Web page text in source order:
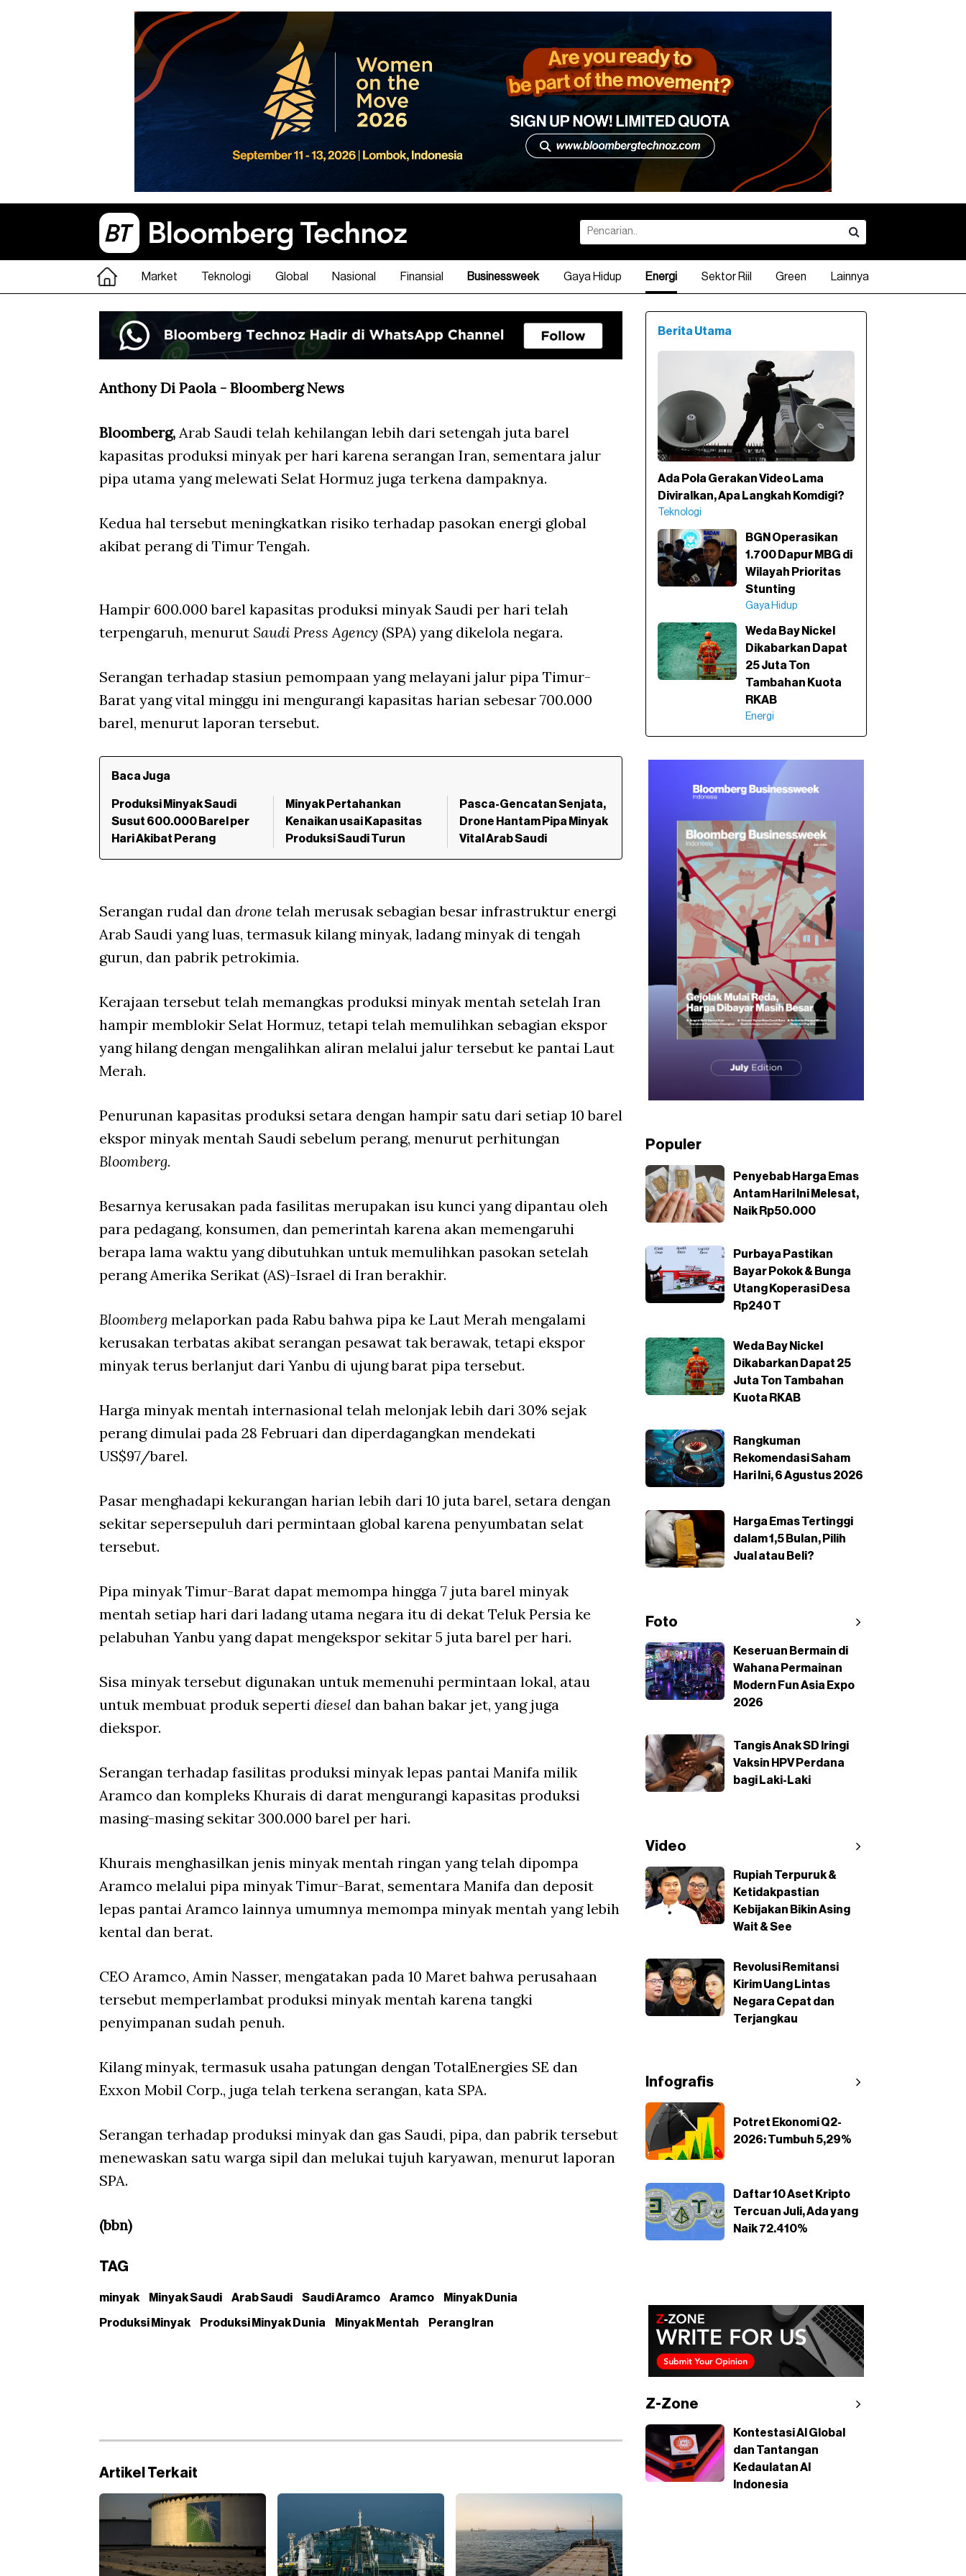
Market Teknologi Global Nasional Finansial Businessweek Gaya Hidup Energi Sektor Riil Green Lainnya
Anthony Di Paola - Bloomberg News
Bloomberg, Arab Saudi telah kehilangan lebih dari setengah juta barel
kapasitas produksi minyak per hari karena serangan Iran, sementara jalur
pipa utama yang melewati Selat Hormuz juga terkena dampaknya.
Kedua hal tersebut meningkatkan risiko terhadap pasokan energi global
akibat perang di Timur Tengah.
Hampir 600.000 barel kapasitas produksi minyak Saudi per hari telah
terpengaruh, menurut Saudi Press Agency (SPA) yang dikelola negara.
Serangan terhadap stasiun pemompaan yang melayani jalur pipa Timur-
Barat yang vital minggu ini mengurangi kapasitas harian sebesar 700.000
barel, menurut laporan tersebut.
Baca Juga
Produksi Minyak Saudi
Susut 600.000 Barel per
Hari Akibat Perang
Minyak Pertahankan
Kenaikan usai Kapasitas
Produksi Saudi Turun
Pasca-Gencatan Senjata,
Drone Hantam Pipa Minyak
Vital Arab Saudi
Serangan rudal dan drone telah merusak sebagian besar infrastruktur energi
Arab Saudi yang luas, termasuk kilang minyak, ladang minyak di tengah
gurun, dan pabrik petrokimia.
Kerajaan tersebut telah memangkas produksi minyak mentah setelah Iran
hampir memblokir Selat Hormuz, tetapi telah memulihkan sebagian ekspor
yang hilang dengan mengalihkan aliran melalui jalur tersebut ke pantai Laut
Merah.
Penurunan kapasitas produksi setara dengan hampir satu dari setiap 10 barel
ekspor minyak mentah Saudi sebelum perang, menurut perhitungan
Bloomberg.
Besarnya kerusakan pada fasilitas merupakan isu kunci yang dipantau oleh
para pedagang, konsumen, dan pemerintah karena akan memengaruhi
berapa lama waktu yang dibutuhkan untuk memulihkan pasokan setelah
perang Amerika Serikat (AS)-Israel di Iran berakhir.
Bloomberg melaporkan pada Rabu bahwa pipa ke Laut Merah mengalami
kerusakan terbatas akibat serangan pesawat tak berawak, tetapi ekspor
minyak terus berlanjut dari Yanbu di ujung barat pipa tersebut.
Harga minyak mentah internasional telah melonjak lebih dari 30% sejak
perang dimulai pada 28 Februari dan diperdagangkan mendekati
US$97/barel.
Pasar menghadapi kekurangan harian lebih dari 10 juta barel, setara dengan
sekitar sepersepuluh dari permintaan global karena penyumbatan selat
tersebut.
Pipa minyak Timur-Barat dapat memompa hingga 7 juta barel minyak
mentah setiap hari dari ladang utama negara itu di dekat Teluk Persia ke
pelabuhan Yanbu yang dapat mengekspor sekitar 5 juta barel per hari.
Sisa minyak tersebut digunakan untuk memenuhi permintaan lokal, atau
untuk membuat produk seperti diesel dan bahan bakar jet, yang juga
diekspor.
Serangan terhadap fasilitas produksi minyak lepas pantai Manifa milik
Aramco dan kompleks Khurais di darat mengurangi kapasitas produksi
masing-masing sekitar 300.000 barel per hari.
Khurais menghasilkan jenis minyak mentah ringan yang telah dipompa
Aramco melalui pipa minyak Timur-Barat, sementara Manifa dan deposit
lepas pantai Aramco lainnya umumnya memompa minyak mentah yang lebih
kental dan berat.
CEO Aramco, Amin Nasser, mengatakan pada 10 Maret bahwa perusahaan
tersebut memperlambat produksi minyak mentah karena tangki
penyimpanan sudah penuh.
Kilang minyak, termasuk usaha patungan dengan TotalEnergies SE dan
Exxon Mobil Corp., juga telah terkena serangan, kata SPA.
Serangan terhadap produksi minyak dan gas Saudi, pipa, dan pabrik tersebut
menewaskan satu warga sipil dan melukai tujuh karyawan, menurut laporan
SPA.
(bbn)
TAG
minyak Minyak Saudi Arab Saudi Saudi Aramco Aramco Minyak Dunia
Produksi Minyak Produksi Minyak Dunia Minyak Mentah Perang Iran
Artikel Terkait
Berita Utama
Ada Pola Gerakan Video Lama
Diviralkan, Apa Langkah Komdigi?
Teknologi
BGN Operasikan
1.700 Dapur MBG di
Wilayah Prioritas
Stunting
Gaya Hidup
Weda Bay Nickel
Dikabarkan Dapat
25 Juta Ton
Tambahan Kuota
RKAB
Energi
Populer
Penyebab Harga Emas
Antam Hari Ini Melesat,
Naik Rp50.000
Purbaya Pastikan
Bayar Pokok & Bunga
Utang Koperasi Desa
Rp240 T
Weda Bay Nickel
Dikabarkan Dapat 25
Juta Ton Tambahan
Kuota RKAB
Rangkuman
Rekomendasi Saham
Hari Ini, 6 Agustus 2026
Harga Emas Tertinggi
dalam 1,5 Bulan, Pilih
Jual atau Beli?
Foto
Keseruan Bermain di
Wahana Permainan
Modern Fun Asia Expo
2026
Tangis Anak SD Iringi
Vaksin HPV Perdana
bagi Laki-Laki
Video
Rupiah Terpuruk &
Ketidakpastian
Kebijakan Bikin Asing
Wait & See
Revolusi Remitansi
Kirim Uang Lintas
Negara Cepat dan
Terjangkau
Infografis
Potret Ekonomi Q2-
2026: Tumbuh 5,29%
Daftar 10 Aset Kripto
Tercuan Juli, Ada yang
Naik 72.410%
Z-Zone
Kontestasi AI Global
dan Tantangan
Kedaulatan AI
Indonesia